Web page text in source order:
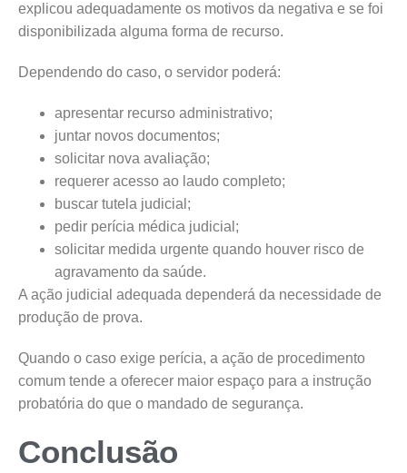
explicou adequadamente os motivos da negativa e se foi
disponibilizada alguma forma de recurso.
Dependendo do caso, o servidor poderá:
apresentar recurso administrativo;
juntar novos documentos;
solicitar nova avaliação;
requerer acesso ao laudo completo;
buscar tutela judicial;
pedir perícia médica judicial;
solicitar medida urgente quando houver risco de
agravamento da saúde.
A ação judicial adequada dependerá da necessidade de
produção de prova.
Quando o caso exige perícia, a ação de procedimento
comum tende a oferecer maior espaço para a instrução
probatória do que o mandado de segurança.
Conclusão